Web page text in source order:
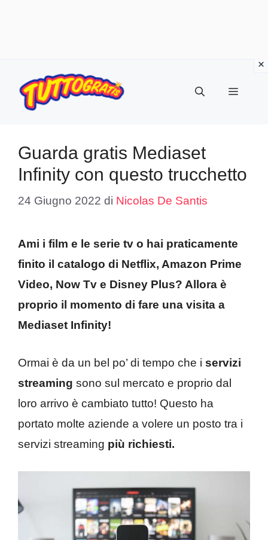
contenuto
Menu
Guarda gratis Mediaset
Infinity con questo trucchetto
24 Giugno 2022 di Nicolas De Santis
Ami i film e le serie tv o hai praticamente
finito il catalogo di Netflix, Amazon Prime
Video, Now Tv e Disney Plus? Allora è
proprio il momento di fare una visita a
Mediaset Infinity!
Ormai è da un bel po’ di tempo che i servizi
streaming sono sul mercato e proprio dal
loro arrivo è cambiato tutto! Questo ha
portato molte aziende a volere un posto tra i
servizi streaming più richiesti.